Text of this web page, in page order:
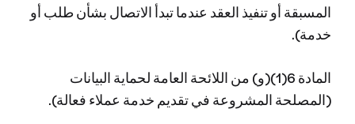
المسبقة أو تنفيذ العقد عندما تبدأ الاتصال بشأن طلب أو
خدمة).
المادة 6(1)(و) من اللائحة العامة لحماية البيانات
(المصلحة المشروعة في تقديم خدمة عملاء فعالة).